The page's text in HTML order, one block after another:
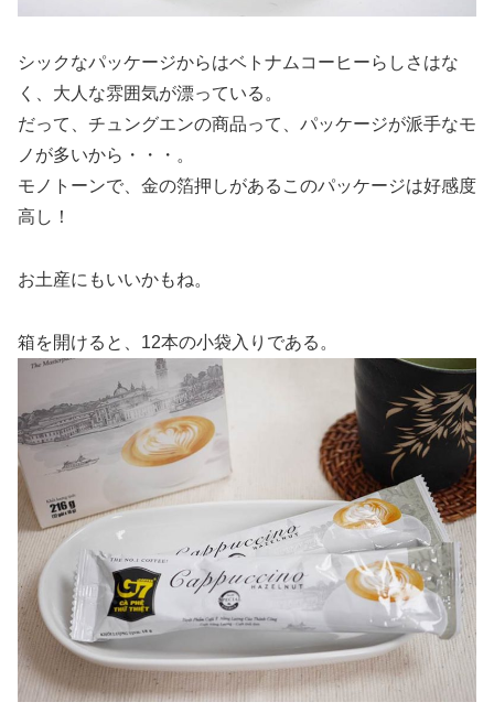
シックなパッケージからはベトナムコーヒーらしさはな
く、大人な雰囲気が漂っている。
だって、チュングエンの商品って、パッケージが派手なモ
ノが多いから・・・。
モノトーンで、金の箔押しがあるこのパッケージは好感度
高し！
お土産にもいいかもね。
箱を開けると、12本の小袋入りである。